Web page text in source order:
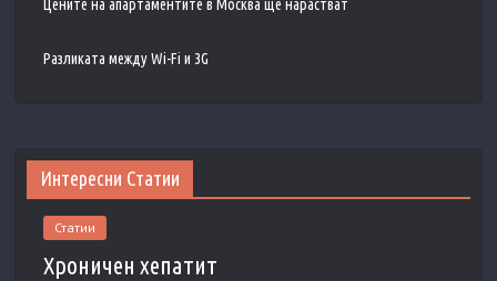
Цените на апартаментите в Москва ще нарастват
Разликата между Wi-Fi и 3G
Интересни Статии
Статии
Хроничен хепатит